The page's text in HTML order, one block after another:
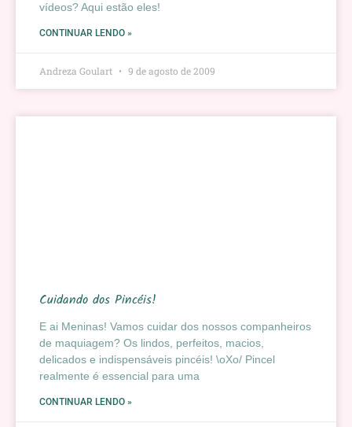
vídeos? Aqui estão eles!
CONTINUAR LENDO »
Andreza Goulart 9 de agosto de 2009
Cuidando dos Pincéis!
E ai Meninas! Vamos cuidar dos nossos companheiros
de maquiagem? Os lindos, perfeitos, macios,
delicados e indispensáveis pincéis! \oXo/ Pincel
realmente é essencial para uma
CONTINUAR LENDO »